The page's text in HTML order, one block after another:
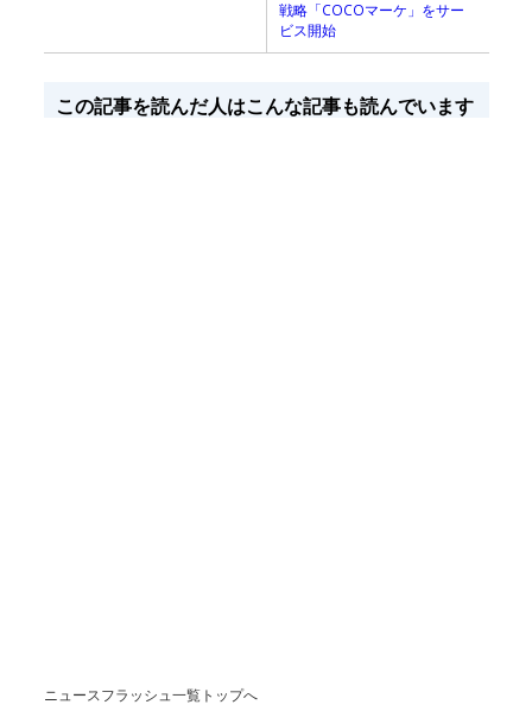
戦略「COCOマーケ」をサー
ビス開始
この記事を読んだ人はこんな記事も読んでいます
ニュースフラッシュ一覧トップへ